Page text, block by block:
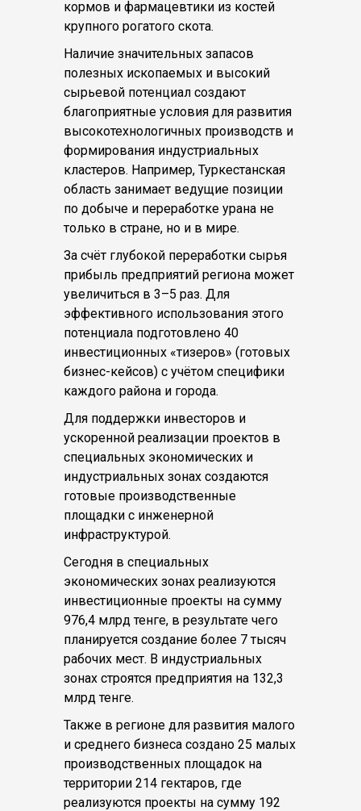
кормов и фармацевтики из костей
крупного рогатого скота.
Наличие значительных запасов
полезных ископаемых и высокий
сырьевой потенциал создают
благоприятные условия для развития
высокотехнологичных производств и
формирования индустриальных
кластеров. Например, Туркестанская
область занимает ведущие позиции
по добыче и переработке урана не
только в стране, но и в мире.
За счёт глубокой переработки сырья
прибыль предприятий региона может
увеличиться в 3–5 раз. Для
эффективного использования этого
потенциала подготовлено 40
инвестиционных «тизеров» (готовых
бизнес-кейсов) с учётом специфики
каждого района и города.
Для поддержки инвесторов и
ускоренной реализации проектов в
специальных экономических и
индустриальных зонах создаются
готовые производственные
площадки с инженерной
инфраструктурой.
Сегодня в специальных
экономических зонах реализуются
инвестиционные проекты на сумму
976,4 млрд тенге, в результате чего
планируется создание более 7 тысяч
рабочих мест. В индустриальных
зонах строятся предприятия на 132,3
млрд тенге.
Также в регионе для развития малого
и среднего бизнеса создано 25 малых
производственных площадок на
территории 214 гектаров, где
реализуются проекты на сумму 192